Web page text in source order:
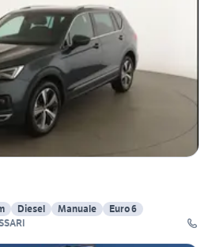
Diesel Manuale
Euro 6